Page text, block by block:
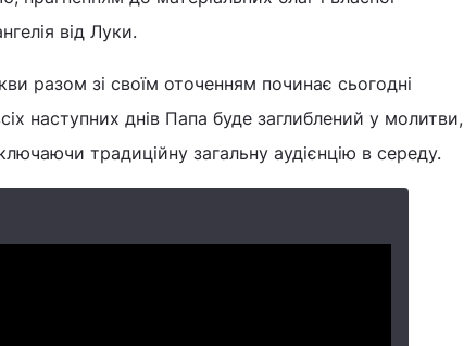
від Луки.
разом зі своїм оточенням починає сьогодні
наступних днів Папа буде заглиблений у молитви,
традиційну загальну аудієнцію в середу.